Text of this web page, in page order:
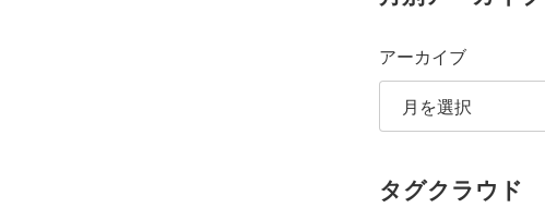
アーカイブ
タグクラウド